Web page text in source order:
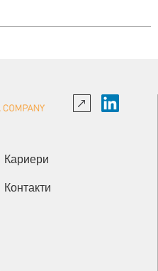
Кариери
Контакти